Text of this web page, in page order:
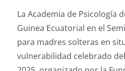
La Academia de Psicología
Guinea Ecuatorial en el
para madres solteras en
vulnerabilidad celebrado